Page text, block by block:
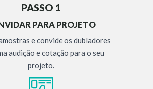
PASSO 1
PARA PROJETO
e convide os dubladores
audição e cotação para o seu
projeto.